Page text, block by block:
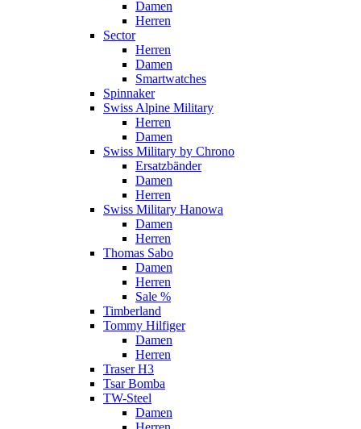
Damen
Herren
Sector
Herren
Damen
Smartwatches
Spinnaker
Swiss Alpine Military
Herren
Damen
Swiss Military by Chrono
Ersatzbänder
Damen
Herren
Swiss Military Hanowa
Damen
Herren
Thomas Sabo
Damen
Herren
Sale %
Timberland
Tommy Hilfiger
Damen
Herren
Traser H3
Tsar Bomba
TW-Steel
Damen